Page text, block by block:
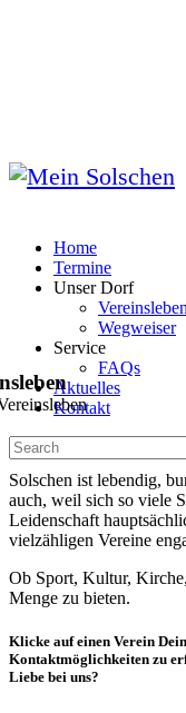
Home
Termine
Unser Dorf
Vereinsleben
Wegweiser
Service
FAQs
Aktuelles
Kontakt
Solschen ist lebendig,
auch, weil sich so viele
Leidenschaft
vielzähligen Vereine
Ob Sport, Kultur,
Menge zu bieten.
Klicke auf einen Verein
Kontaktmöglichkeiten zu
Liebe bei uns?